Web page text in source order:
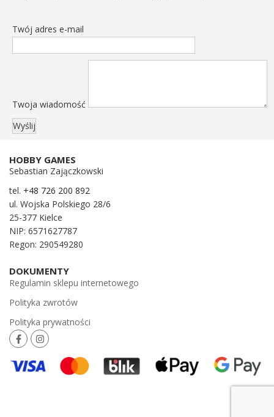
Twój adres e-mail
Twoja wiadomość
HOBBY GAMES
Sebastian Zajączkowski
tel. +48 726 200 892
ul. Wojska Polskiego 28/6
25-377 Kielce
NIP: 6571627787
Regon: 290549280
DOKUMENTY
Regulamin sklepu internetowego
Polityka zwrotów
Polityka prywatności